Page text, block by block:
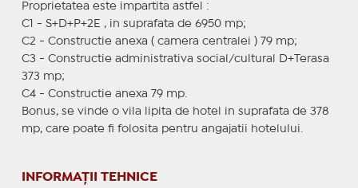
Proprietatea este impartita astfel :
C1 - S+D+P+2E , in suprafata de 6950 mp;
C2 - Constructie anexa ( camera centralei ) 79 mp;
C3 - Constructie administrativa social/cultural D+Terasa
373 mp;
C4 - Constructie anexa 79 mp.
Bonus, se vinde o vila lipita de hotel in suprafata de 378
mp, care poate fi folosita pentru angajatii hotelului.
INFORMAȚII TEHNICE